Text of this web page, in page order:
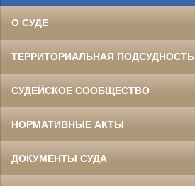
О СУДЕ
ТЕРРИТОРИАЛЬНАЯ ПОДСУДНОСТЬ
СУДЕЙСКОЕ СООБЩЕСТВО
НОРМАТИВНЫЕ АКТЫ
ДОКУМЕНТЫ СУДА